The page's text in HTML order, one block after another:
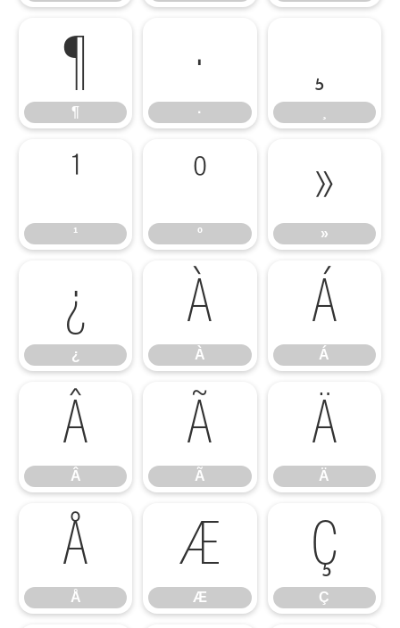
¶
¶
·
·
¸
¹
¹
º
º
»
»
¿
¿
À
À
Á
Á
Â
Â
Ã
Ã
Ä
Ä
Å
Å
Æ
Æ
Ç
Ç